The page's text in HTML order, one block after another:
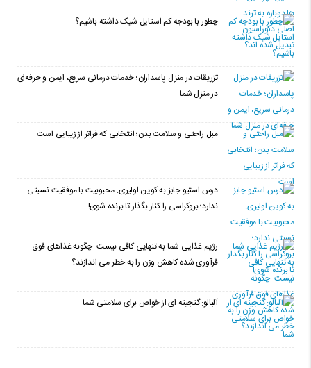
چطور با بودجه کم استایل شیک داشته باشیم؟
تزریقات در منزل پاسداران؛ خدمات درمانی سریع، ایمن و حرفه‌ای
در منزل شما
مبل راحتی و سلامت بدن؛ انتخابی که فراتر از زیبایی است
درس استیو جابز به کوین اولیری: محبوبیت با موفقیت نسبتی
ندارد؛ بروکراسی را کنار بگذار تا برنده شوی!
رژیم غذایی شما به تنهایی کافی نیست: چگونه غذاهای فوق
فرآوری شده کاهش وزن را به خطر می اندازند؟
آلبالو: گنجینه ای از خواص برای سلامتی شما